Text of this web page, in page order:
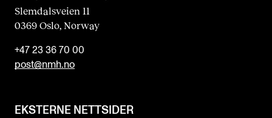
Slemdalsveien 11
0369 Oslo, Norway
+47 23 36 70 00
post@nmh.no
EKSTERNE NETTSIDER